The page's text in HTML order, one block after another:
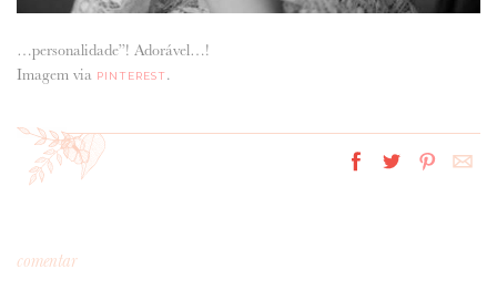
…personalidade”! Adorável…!
Imagem via
PINTEREST .
comentar